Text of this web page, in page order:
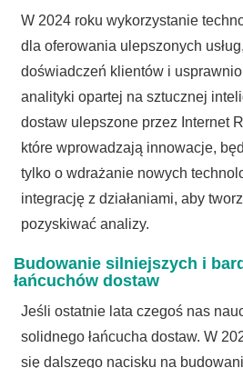
W 2024 roku wykorzystanie
dla oferowania ulepszonych
doświadczeń klientów i
analityki opartej na sztucznej
dostaw ulepszone przez Internet
które wprowadzają innowacje,
tylko o wdrażanie nowych
integrację z działaniami, aby
pozyskiwać analizy.
Budowanie silniejszych i
łańcuchów dostaw
Jeśli ostatnie lata czegoś nas
solidnego łańcucha dostaw. W
się dalszego nacisku na